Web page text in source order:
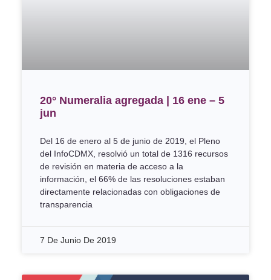
20° Numeralia agregada | 16 ene – 5
jun
Del 16 de enero al 5 de junio de 2019, el Pleno
del InfoCDMX, resolvió un total de 1316 recursos
de revisión en materia de acceso a la
información, el 66% de las resoluciones estaban
directamente relacionadas con obligaciones de
transparencia
7 De Junio De 2019